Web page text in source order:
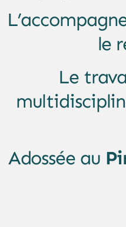
le
Le
Adossée au